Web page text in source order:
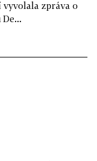
vyvolala zpráva o